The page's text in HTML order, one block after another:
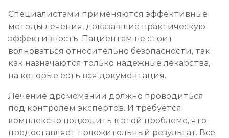
Специалистами применяются эффективные
методы лечения, доказавшие практическую
эффективность. Пациентам не стоит
волноваться относительно безопасности, так
как назначаются только надежные лекарства,
на которые есть вся документация.
Лечение дромомании должно проводиться
под контролем экспертов. И требуется
комплексно подходить к этой проблеме, что
предоставляет положительный результат. Все